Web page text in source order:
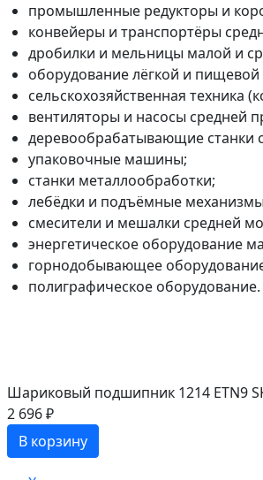
промышленные редукторы и
конвейеры и транспортёры
дробилки и мельницы малой и
оборудование лёгкой и
сельскохозяйственная техника
вентиляторы и насосы средней
деревообрабатывающие станки
упаковочные машины;
станки металлообработки;
лебёдки и подъёмные
смесители и мешалки средней
энергетическое оборудование
горнодобывающее
полиграфическое оборудование.
Шариковый подшипник 1214 ETN9
2 696 ₽
В корзину